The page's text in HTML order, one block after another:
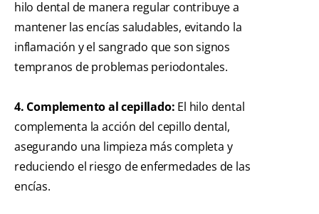
hilo dental de manera regular contribuye a
mantener las encías saludables, evitando la
inflamación y el sangrado que son signos
tempranos de problemas periodontales.
4. Complemento al cepillado: El hilo dental
complementa la acción del cepillo dental,
asegurando una limpieza más completa y
reduciendo el riesgo de enfermedades de las
encías.